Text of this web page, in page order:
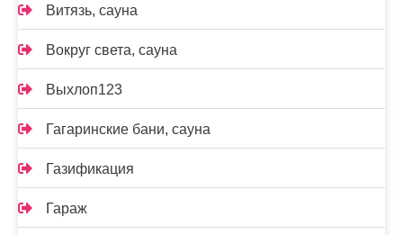
Витязь, сауна
Вокруг света, сауна
Выхлоп123
Гагаринские бани, сауна
Газификация
Гараж